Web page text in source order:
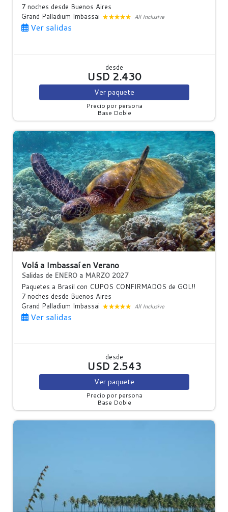
7 noches desde Buenos Aires
Grand Palladium Imbassai
All Inclusive
Ver salidas
desde
USD 2.430
Ver paquete
Precio por persona
Base Doble
Volá a Imbassaí en Verano
Salidas de ENERO a MARZO 2027
Paquetes a Brasil con CUPOS CONFIRMADOS de GOL!!
7 noches desde Buenos Aires
Grand Palladium Imbassai
All Inclusive
Ver salidas
desde
USD 2.543
Ver paquete
Precio por persona
Base Doble